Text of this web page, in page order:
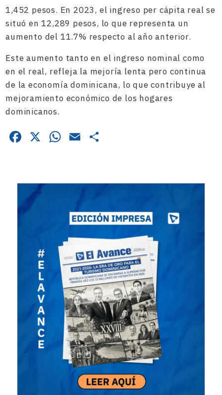
1,452 pesos. En 2023, el ingreso per cápita real se
situó en 12,289 pesos, lo que representa un
aumento del 11.7% respecto al año anterior.
Este aumento tanto en el ingreso nominal como
en el real, refleja la mejoría lenta pero continua
de la economía dominicana, lo que contribuye al
mejoramiento económico de los hogares
dominicanos.
Facebook
X WhatsApp
Email